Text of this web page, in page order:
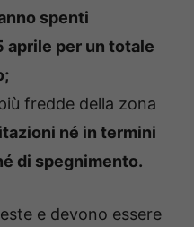
spenti
aprile per un totale
fredde della zona
né in termini
di spegnimento.
e devono essere